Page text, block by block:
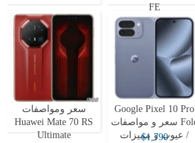
FE
Google Pixel 10 Pro
Fold سعر و مواصفات
/ عيوب و مميزات
$1,790
سعر ومواصفات
Huawei Mate 70 RS
Ultimate